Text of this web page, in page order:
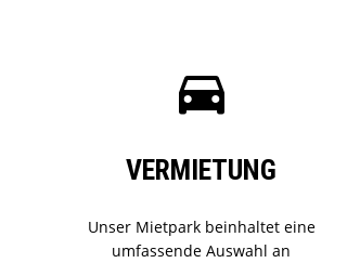
VERMIETUNG
Unser Mietpark beinhaltet eine
umfassende Auswahl an